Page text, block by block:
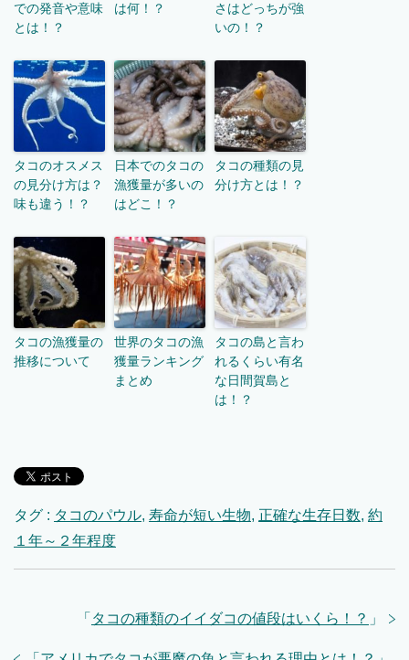
での発音や意味
とは！？
は何！？
さはどっちが強
いの！？
タコのオスメス
の見分け方は？
味も違う！？
日本でのタコの
漁獲量が多いの
はどこ！？
タコの種類の見
分け方とは！？
タコの漁獲量の
推移について
世界のタコの漁
獲量ランキング
まとめ
タコの島と言わ
れるくらい有名
な日間賀島と
は！？
タグ : タコのパウル, 寿命が短い生物, 正確な生存日数, 約
１年～２年程度
「 タコの種類のイイダコの値段はいくら！？ 」